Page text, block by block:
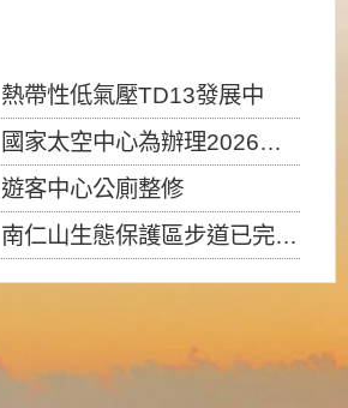
熱帶性低氣壓TD13發展中
國家太空中心為辦理2026台灣盃火箭競賽，陸、海、空域警戒及協調相關事宜，因颱風備案事宜
遊客中心公廁整修
南仁山生態保護區步道已完成修復，自115年7月13日（星期一）起恢復開放入園，歡迎民眾依規定申請入園....